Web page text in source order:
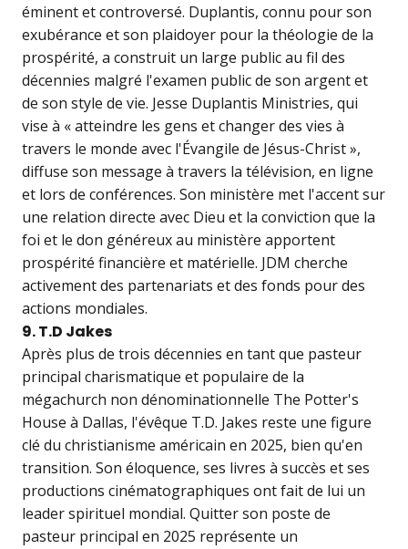
éminent et controversé. Duplantis, connu pour son
exubérance et son plaidoyer pour la théologie de la
prospérité, a construit un large public au fil des
décennies malgré l'examen public de son argent et
de son style de vie. Jesse Duplantis Ministries, qui
vise à « atteindre les gens et changer des vies à
travers le monde avec l'Évangile de Jésus-Christ »,
diffuse son message à travers la télévision, en ligne
et lors de conférences. Son ministère met l'accent sur
une relation directe avec Dieu et la conviction que la
foi et le don généreux au ministère apportent
prospérité financière et matérielle. JDM cherche
activement des partenariats et des fonds pour des
actions mondiales.
9. T.D Jakes
Après plus de trois décennies en tant que pasteur
principal charismatique et populaire de la
mégachurch non dénominationnelle The Potter's
House à Dallas, l'évêque T.D. Jakes reste une figure
clé du christianisme américain en 2025, bien qu'en
transition. Son éloquence, ses livres à succès et ses
productions cinématographiques ont fait de lui un
leader spirituel mondial. Quitter son poste de
pasteur principal en 2025 représente un